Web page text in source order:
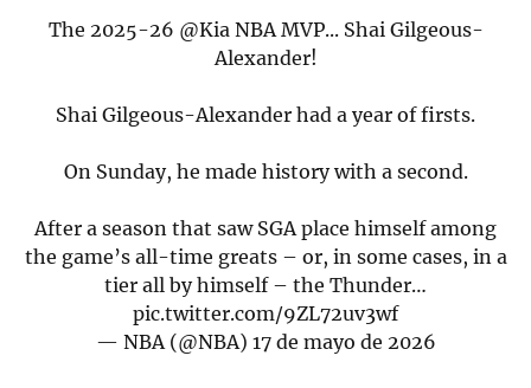
The 2025-26 @KiaNBA MVP... Shai Gilgeous-
Alexander!
Shai Gilgeous-Alexander had a year of firsts.
On Sunday, he made history with a second.
After a season that saw SGA place himself among
the game’s all-time greats – or, in some cases, in a
tier all by himself – the Thunder…
pic.twitter.com/9ZL72uv3wf
— NBA (@NBA) 17 de mayo de 2026